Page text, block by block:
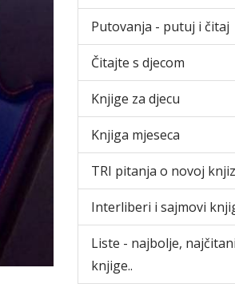
Putovanja - putuj i čitaj
Čitajte s djecom
Knjige za djecu
Knjiga mjeseca
TRI pitanja o novoj
Interliberi i sajmovi
Liste - najbolje,
knjige..